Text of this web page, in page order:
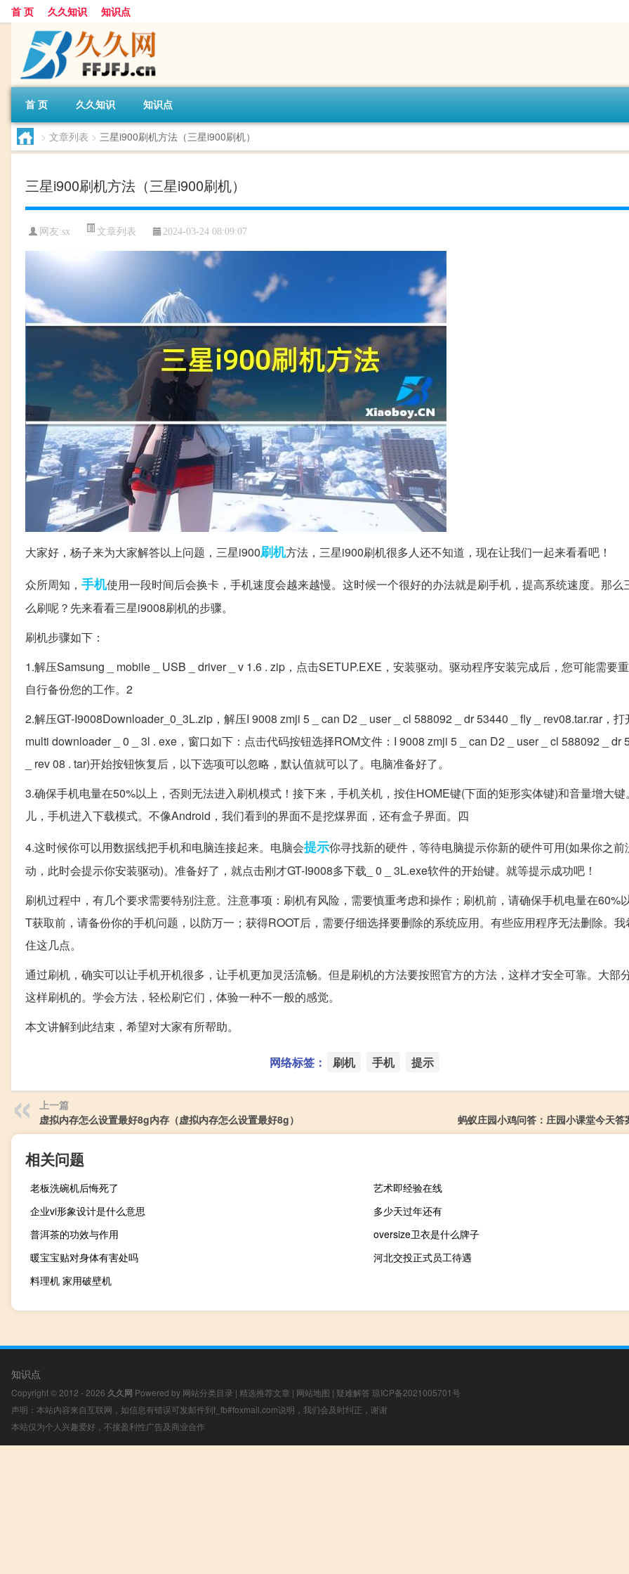
首 页 久久知识 知识点
首 页 久久知识 知识点
> 文章列表 > 三星i900刷机方法（三星i900刷机）
三星i900刷机方法（三星i900刷机）
网友:sx 文章列表 2024-03-24 08:09:07
大家好，杨子来为大家解答以上问题，三星i900刷机方法，三星i900刷机很多人还不知道，现在让我们一起来看看吧！
众所周知， 手机使用一段时间后会换卡，手机速度会越来越慢。这时候一个很好的办法就是刷手机，提高系统速度。那么
么刷呢？先来看看三星i9008刷机的步骤。
刷机步骤如下：
1.解压Samsung _ mobile _ USB _ driver _ v 1.6 . zip，点击SETUP.EXE，安装驱动。驱动程序安装完成后，您可能需要
自行备份您的工作。2
2.解压GT-I9008Downloader_0_3L.zip，解压I 9008 zmji 5 _ can D2 _ user _ cl 588092 _ dr 53440 _ fly _ rev08.tar.rar，打
multi downloader _ 0 _ 3l . exe，窗口如下：点击代码按钮选择ROM文件：I 9008 zmji 5 _ can D2 _ user _ cl 588092 _ dr
_ rev 08 . tar)开始按钮恢复后，以下选项可以忽略，默认值就可以了。电脑准备好了。
3.确保手机电量在50%以上，否则无法进入刷机模式！接下来，手机关机，按住HOME键(下面的矩形实体键)和音量增大
儿，手机进入下载模式。不像Android，我们看到的界面不是挖煤界面，还有盒子界面。四
4.这时候你可以用数据线把手机和电脑连接起来。电脑会提示你寻找新的硬件，等待电脑提示你新的硬件可用(如果你之前
动，此时会提示你安装驱动)。准备好了，就点击刚才GT-I9008多下载_ 0 _ 3L.exe软件的开始键。就等提示成功吧！
刷机过程中，有几个要求需要特别注意。注意事项：刷机有风险，需要慎重考虑和操作；刷机前，请确保手机电量在60%
T获取前，请备份你的手机问题，以防万一；获得ROOT后，需要仔细选择要删除的系统应用。有些应用程序无法删除。
住这几点。
通过刷机，确实可以让手机开机很多，让手机更加灵活流畅。但是刷机的方法要按照官方的方法，这样才安全可靠。大部
这样刷机的。学会方法，轻松刷它们，体验一种不一般的感觉。
本文讲解到此结束，希望对大家有所帮助。
网络标签： 刷机 手机 提示
上一篇
虚拟内存怎么设置最好8g内存（虚拟内存怎么设置最好8g）
蚂蚁庄园小鸡问答：庄园小课堂今天答
相关问题
老板洗碗机后悔死了
艺术即经验在线
企业vi形象设计是什么意思
多少天过年还有
普洱茶的功效与作用
oversize卫衣是什么牌子
暖宝宝贴对身体有害处吗
河北交投正式员工待遇
料理机 家用破壁机
知识点
Copyright © 2012 - 2026 久久网 Powered by 网站分类目录 | 精选推荐文章 | 网站地图 | 疑难解答 琼ICP备2021005701号
声明：本站内容来自互联网，如信息有错误可发邮件到f_fb#foxmail.com说明，我们会及时纠正，谢谢
本站仅为个人兴趣爱好，不接盈利性广告及商业合作